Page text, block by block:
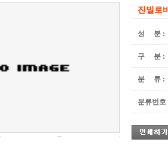
진빌로
성 분 :
구 분 :
분 류 :
분류번호